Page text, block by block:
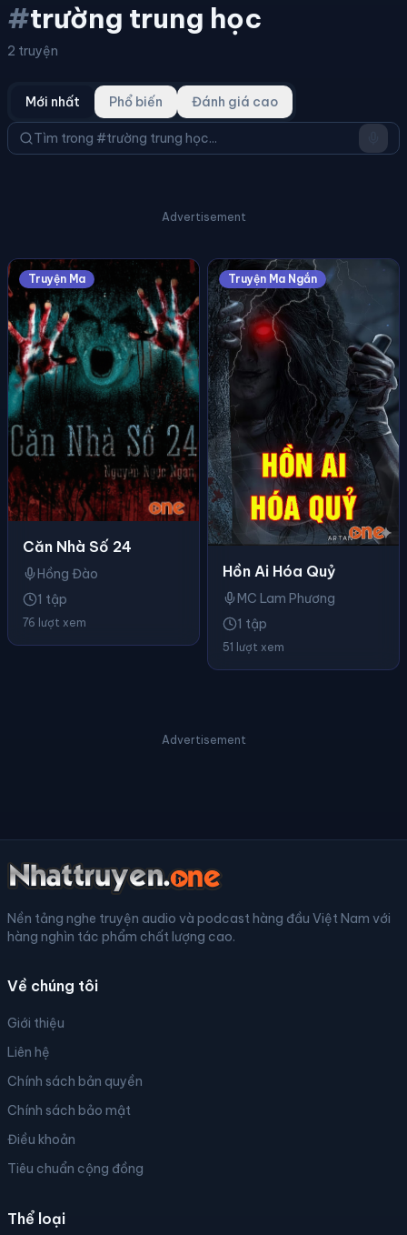
#trường trung học
2 truyện
Mới nhất Phổ biến Đánh giá cao
Advertisement
Truyện Ma
Căn Nhà Số 24
Hồng Đào
1 tập
76 lượt xem
Truyện Ma Ngắn
Hồn Ai Hóa Quỷ
MC Lam Phương
1 tập
51 lượt xem
Advertisement
Nền tảng nghe truyện audio và podcast hàng đầu Việt Nam với
hàng nghìn tác phẩm chất lượng cao.
Về chúng tôi
Giới thiệu
Liên hệ
Chính sách bản quyền
Chính sách bảo mật
Điều khoản
Tiêu chuẩn cộng đồng
Thể loại